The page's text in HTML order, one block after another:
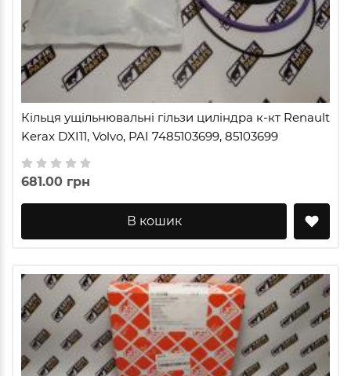
Кільця ущільнювальні гільзи циліндра к-кт Renault
Kerax DXI11, Volvo, PAI 7485103699, 85103699
681.00 грн
В кошик